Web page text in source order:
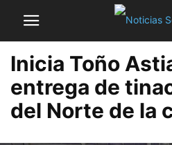
Inicia Toño
entrega de
del Norte de la